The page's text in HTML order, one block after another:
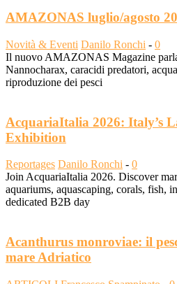
AMAZONAS luglio/agosto
Novità & Eventi Danilo Ronchi - 0
Il nuovo AMAZONAS Magazine
Nannocharax, caracidi predatori,
riproduzione dei pesci
AcquariaItalia 2026: Italy’s
Exhibition
Reportages Danilo Ronchi - 0
Join AcquariaItalia 2026. Discover
aquariums, aquascaping, corals, fish,
dedicated B2B day
Acanthurus monroviae: il
mare Adriatico